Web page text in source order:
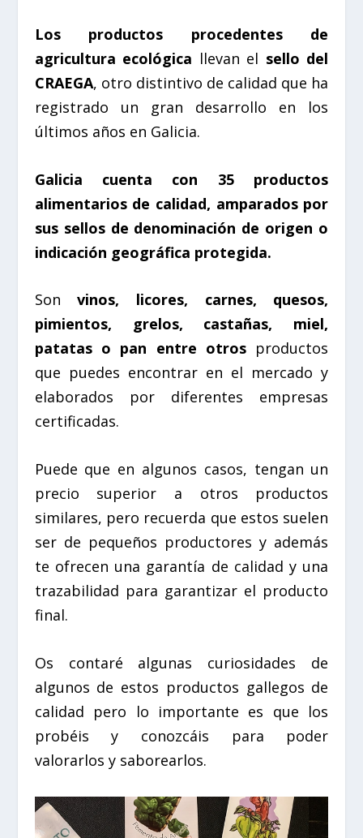
Los productos procedentes de
agricultura ecológica llevan el sello del
CRAEGA, otro distintivo de calidad que ha
registrado un gran desarrollo en los
últimos años en Galicia.
Galicia cuenta con 35 productos
alimentarios de calidad, amparados por
sus sellos de denominación de origen o
indicación geográfica protegida.
Sonvinos, licores, carnes, quesos,
pimientos, grelos, castañas, miel,
patatas o pan entre otros productos
que puedes encontrar en el mercado y
elaborados por diferentes empresas
certificadas.
Puede que en algunos casos, tengan un
precio superior a otros productos
similares, pero recuerda que estos suelen
ser de pequeños productores y además
te ofrecen una garantía de calidad y una
trazabilidad para garantizar el producto
final.
Os contaré algunas curiosidades de
algunos de estos productos gallegos de
calidad pero lo importante es que los
probéis y conozcáis para poder
valorarlos y saborearlos.